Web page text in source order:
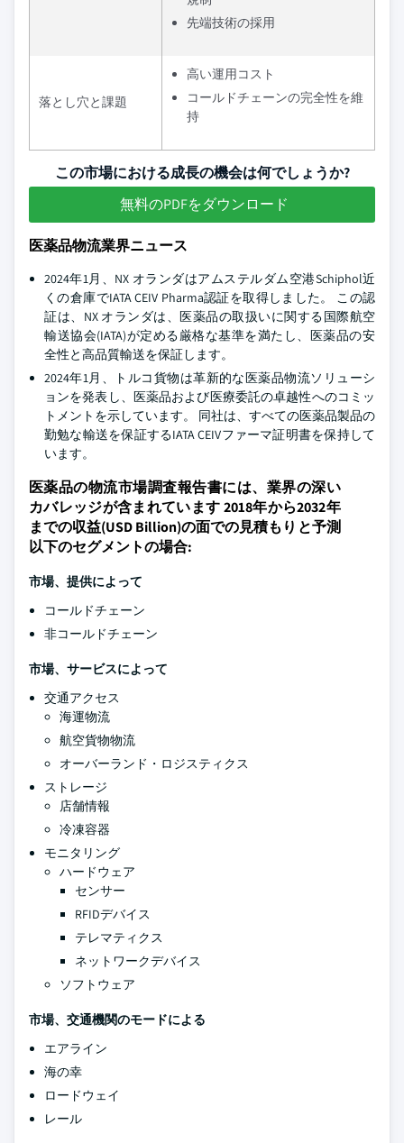
先端技術の採用
落とし穴と課題
高い運用コスト
コールドチェーンの完全性を維
持
この市場における成長の機会は何でしょうか?
無料のPDFをダウンロード
医薬品物流業界ニュース
2024年1月、NX オランダはアムステルダム空港Schiphol近
くの倉庫でIATA CEIV Pharma認証を取得しました。 この認
証は、NX オランダは、医薬品の取扱いに関する国際航空
輸送協会(IATA)が定める厳格な基準を満たし、医薬品の安
全性と高品質輸送を保証します。
2024年1月、トルコ貨物は革新的な医薬品物流ソリューシ
ョンを発表し、医薬品および医療委託の卓越性へのコミッ
トメントを示しています。 同社は、すべての医薬品製品の
勤勉な輸送を保証するIATA CEIVファーマ証明書を保持して
います。
医薬品の物流市場調査報告書には、業界の深い
カバレッジが含まれています 2018年から2032年
までの収益(USD Billion)の面での見積もりと予測
以下のセグメントの場合:
市場、提供によって
コールドチェーン
非コールドチェーン
市場、サービスによって
交通アクセス
海運物流
航空貨物物流
オーバーランド・ロジスティクス
ストレージ
店舗情報
冷凍容器
モニタリング
ハードウェア
センサー
RFIDデバイス
テレマティクス
ネットワークデバイス
ソフトウェア
市場、交通機関のモードによる
エアライン
海の幸
ロードウェイ
レール